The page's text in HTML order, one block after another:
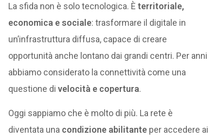
La sfida non è solo tecnologica. Èterritoriale,
economica e sociale: trasformare il digitale in
un’infrastruttura diffusa, capace di creare
opportunità anche lontano dai grandi centri. Per anni
abbiamo considerato la connettività come una
questione divelocità e copertura.
Oggi sappiamo che è molto di più. La rete è
diventata una condizione abilitante per accedere ai